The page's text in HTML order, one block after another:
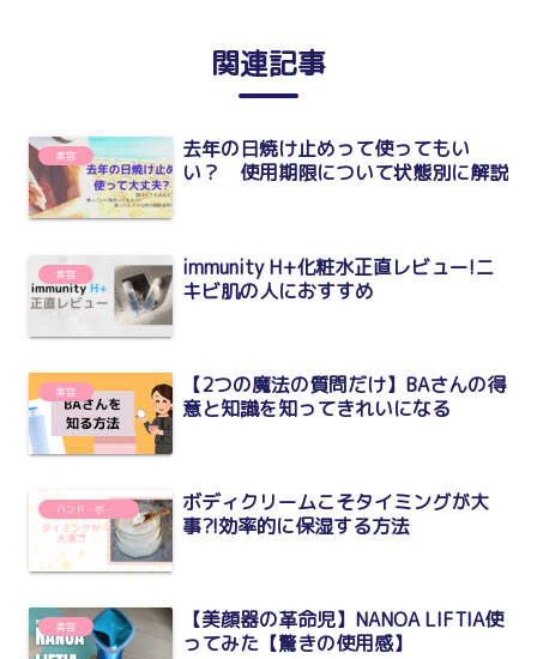
関連記事
美容
去年の日焼け止めって使ってもい
い？ 使用期限について状態別に解説
美容
immunity H+化粧水正直レビュー!ニ
キビ肌の人におすすめ
美容
【2つの魔法の質問だけ】BAさんの得
意と知識を知ってきれいになる
ハンド・ボディケア
ボディクリームこそタイミングが大
事?!効率的に保湿する方法
美容
【美顔器の革命児】NANOA LIFTIA使
ってみた【驚きの使用感】